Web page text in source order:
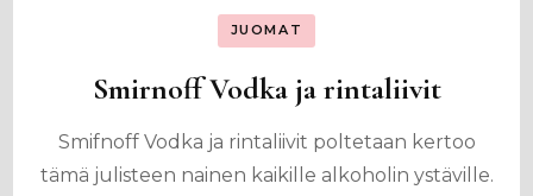
JUOMAT
Smirnoff Vodka ja rintaliivit
Smifnoff Vodka ja rintaliivit poltetaan kertoo
tämä julisteen nainen kaikille alkoholin ystäville.